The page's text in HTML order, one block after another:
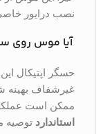
نصب درایور
آیا موس روی
حسگر اپتیکال
غیرشفاف
ممکن است
استاندارد توصیه